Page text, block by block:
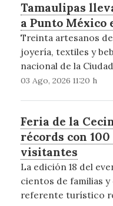
Tamaulipas
a Punto México
Treinta artesanos
joyería, textiles y
nacional de la
03 Ago, 2026 11:20 h
Feria de la
récords con
visitantes
La edición 18 del
cientos de familias
referente turístico